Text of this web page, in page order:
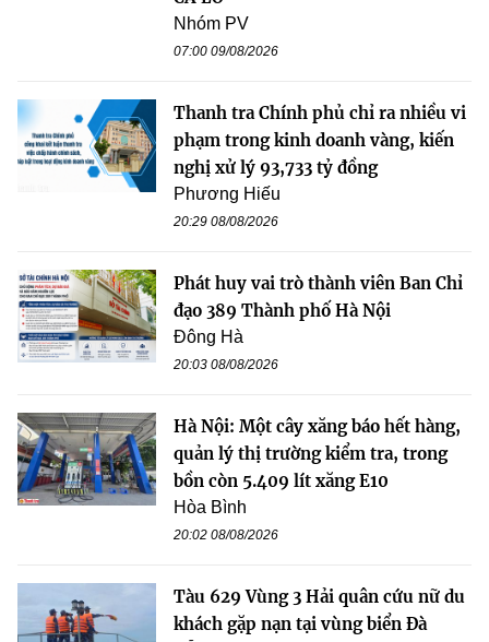
Nhóm PV
07:00 09/08/2026
Thanh tra Chính phủ chỉ ra nhiều vi
phạm trong kinh doanh vàng, kiến
nghị xử lý 93,733 tỷ đồng
Phương Hiếu
20:29 08/08/2026
Phát huy vai trò thành viên Ban Chỉ
đạo 389 Thành phố Hà Nội
Đông Hà
20:03 08/08/2026
Hà Nội: Một cây xăng báo hết hàng,
quản lý thị trường kiểm tra, trong
bồn còn 5.409 lít xăng E10
Hòa Bình
20:02 08/08/2026
Tàu 629 Vùng 3 Hải quân cứu nữ du
khách gặp nạn tại vùng biển Đà